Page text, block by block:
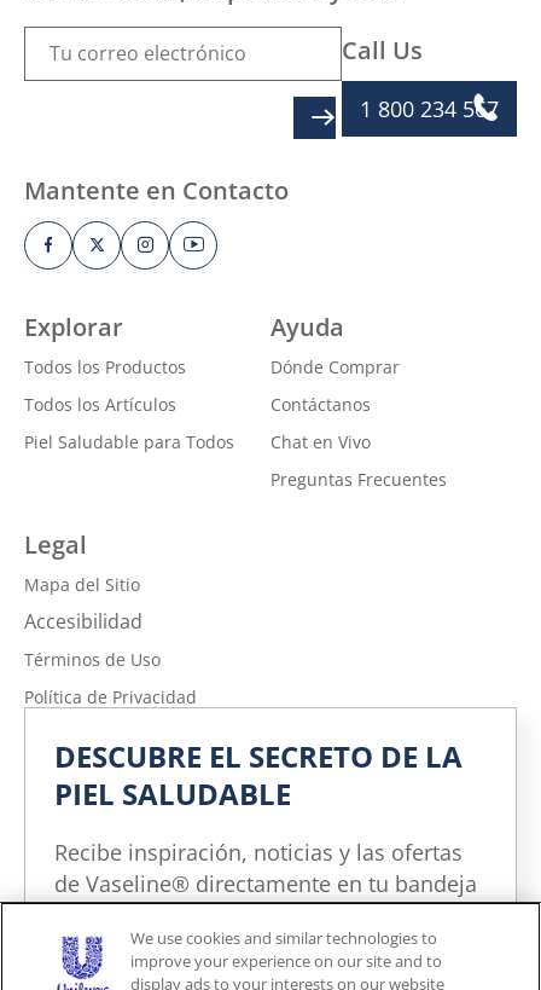
Explorar
Todos los Productos
Todos los Artículos
Piel Saludable para Todos
Ayuda
Dónde Comprar
Contáctanos
Chat en Vivo
Preguntas Frecuentes
Legal
Mapa del Sitio
Accesibilidad
Términos de Uso
Política de Privacidad
Política de Privacidad de la Información sobre la Salud del
Consumidor
Limitar el uso de mi información personal confidencial
Adchoices - Do not sell or Share
Call Us
1 800 234 567
Mantente en Contacto
Unites States (ES)
DESCUBRE EL SECRETO DE LA
PIEL SALUDABLE
Recibe inspiración, noticias y las ofertas
de Vaseline® directamente en tu bandeja
suscripción en cualquier momento.
We use cookies and similar technologies to
improve your experience on our site and to
display ads to your interests on our website